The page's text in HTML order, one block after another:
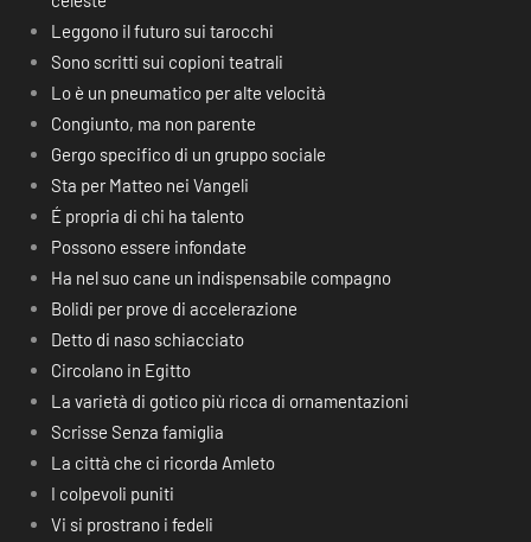
Leggono il futuro sui tarocchi
Sono scritti sui copioni teatrali
Lo è un pneumatico per alte velocità
Congiunto, ma non parente
Gergo specifico di un gruppo sociale
Sta per Matteo nei Vangeli
É propria di chi ha talento
Possono essere infondate
Ha nel suo cane un indispensabile compagno
Bolidi per prove di accelerazione
Detto di naso schiacciato
Circolano in Egitto
La varietà di gotico più ricca di ornamentazioni
Scrisse Senza famiglia
La città che ci ricorda Amleto
I colpevoli puniti
Vi si prostrano i fedeli